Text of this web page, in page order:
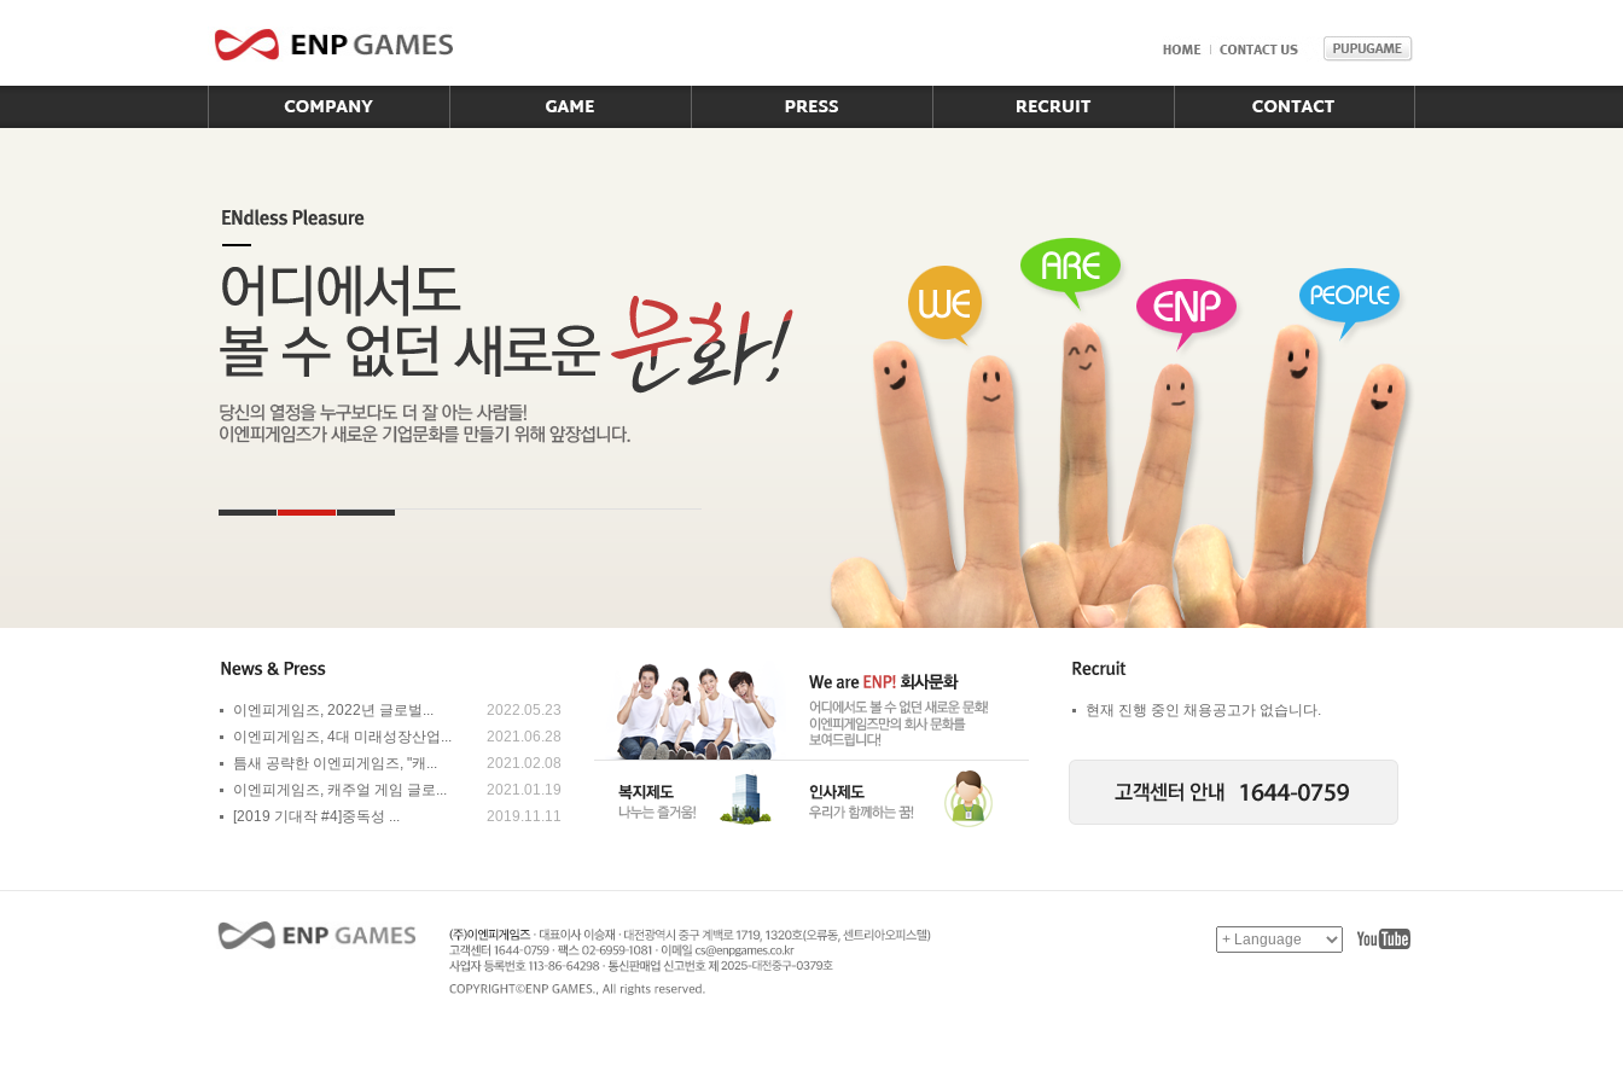
이엔피게임즈, 2022년 글로벌...
2022.05.23
이엔피게임즈, 4대 미래성장산업...
2021.06.28
틈새 공략한 이엔피게임즈, "캐...
2021.02.08
이엔피게임즈, 캐주얼 게임 글로...
2021.01.19
[2019 기대작 #4]중독성 ...
2019.11.11
현재 진행 중인 채용공고가 없습니다.